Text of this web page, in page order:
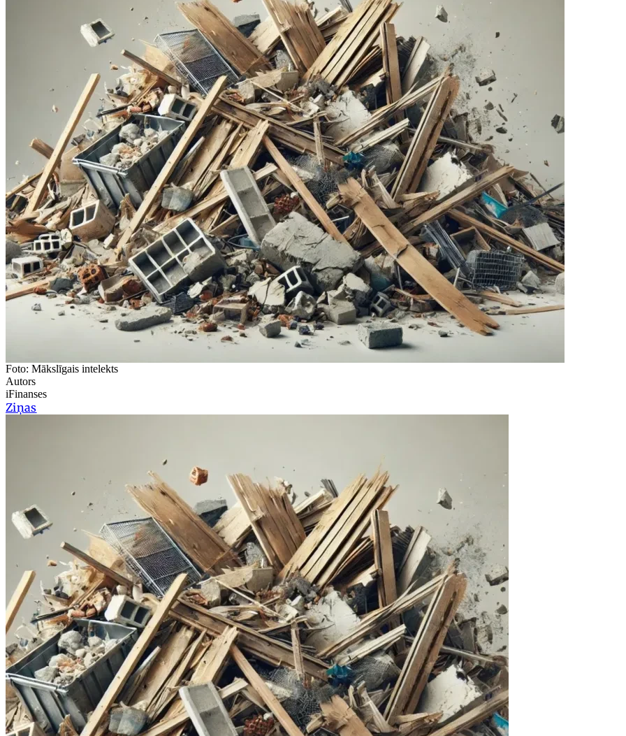
Foto: Mākslīgais intelekts
Autors
iFinanses
Ziņas